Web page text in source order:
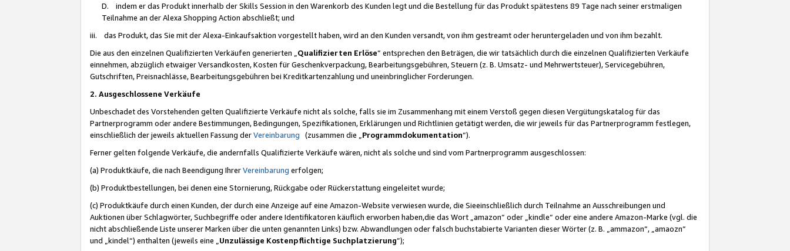
D. indem er das Produkt innerhalb der Skills Session in den Warenkorb des Kunden legt und die Bestellung für das Produkt spätestens 89 Tage nach seiner erstmaligen
Teilnahme an der Alexa Shopping Action abschließt; und
iii. das Produkt, das Sie mit der Alexa-Einkaufsaktion vorgestellt haben, wird an den Kunden versandt, von ihm gestreamt oder heruntergeladen und von ihm bezahlt.
Die aus den einzelnen Qualifizierten Verkäufen generierten „ Qualifizierten Erlöse“ entsprechen den Beträgen, die wir tatsächlich durch die einzelnen Qualifizierten Verkäufe
einnehmen, abzüglich etwaiger Versandkosten, Kosten für Geschenkverpackung, Bearbeitungsgebühren, Steuern (z. B. Umsatz- und Mehrwertsteuer), Servicegebühren,
Gutschriften, Preisnachlässe, Bearbeitungsgebühren bei Kreditkartenzahlung und uneinbringlicher Forderungen.
2. Ausgeschlossene Verkäufe
Unbeschadet des Vorstehenden gelten Qualifizierte Verkäufe nicht als solche, falls sie im Zusammenhang mit einem Verstoß gegen diesen Vergütungskatalog für das
Partnerprogramm oder andere Bestimmungen, Bedingungen, Spezifikationen, Erklärungen und Richtlinien getätigt werden, die wir jeweils für das Partnerprogramm festlegen,
einschließlich der jeweils aktuellen Fassung derVereinbarung (zusammen die „ Programmdokumentation“).
Ferner gelten folgende Verkäufe, die andernfalls Qualifizierte Verkäufe wären, nicht als solche und sind vom Partnerprogramm ausgeschlossen:
(a) Produktkäufe, die nach Beendigung IhrerVereinbarung erfolgen;
(b) Produktbestellungen, bei denen eine Stornierung, Rückgabe oder Rückerstattung eingeleitet wurde;
(c) Produktkäufe durch einen Kunden, der durch eine Anzeige auf eine Amazon-Website verwiesen wurde, die Sieeinschließlich durch Teilnahme an Ausschreibungen und
Auktionen über Schlagwörter, Suchbegriffe oder andere Identifikatoren käuflich erworben haben,die das Wort „amazon“ oder „kindle“ oder eine andere Amazon-Marke (vgl. die
nicht abschließende Liste unserer Marken über die unten genannten Links) bzw. Abwandlungen oder falsch buchstabierte Varianten dieser Wörter (z. B. „ammazon“, „amaozn“
und „kindel“) enthalten (jeweils eine „ Unzulässige Kostenpflichtige Suchplatzierung”);